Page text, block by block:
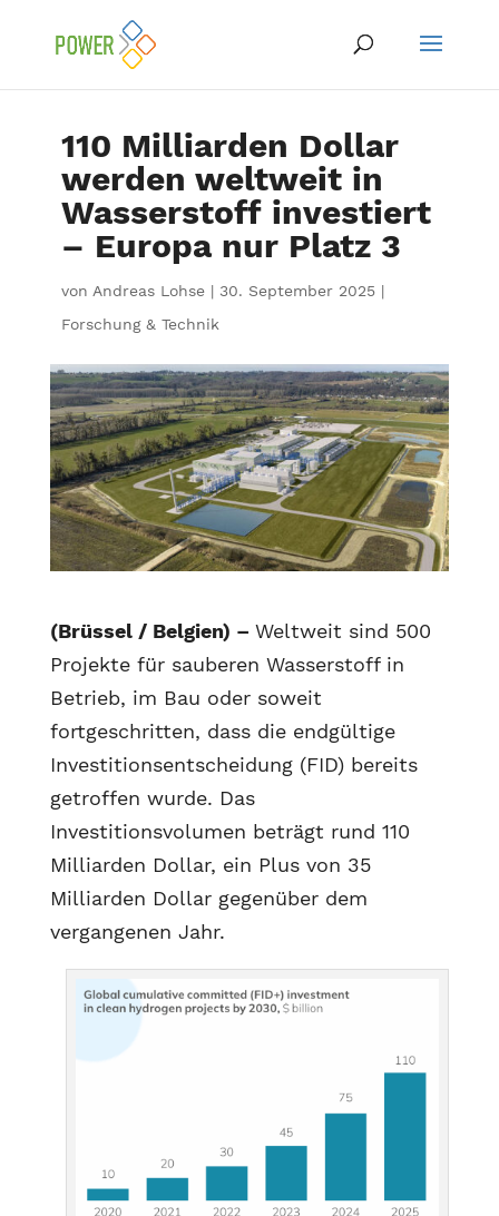
110 Milliarden Dollar
werden weltweit in
Wasserstoff investiert
– Europa nur Platz 3
von Andreas Lohse| 30. September 2025|
Forschung & Technik
(Brüssel / Belgien) – Weltweit sind 500
Projekte für sauberen Wasserstoff in
Betrieb, im Bau oder soweit
fortgeschritten, dass die endgültige
Investitionsentscheidung (FID) bereits
getroffen wurde. Das
Investitionsvolumen beträgt rund 110
Milliarden Dollar, ein Plus von 35
Milliarden Dollar gegenüber dem
vergangenen Jahr.